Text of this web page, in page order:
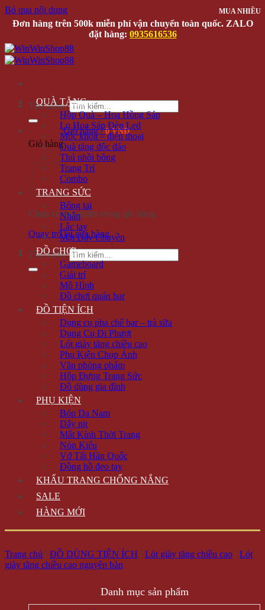
Bỏ qua nội dung
Đơn hàng trên 500k miễn phí vận chuyển toàn quốc. ZALO
đặt hàng: 0935616536
Tìm kiếm:
Giỏ hàng /0 VNĐ
Giỏ hàng
Chưa có sản phẩm trong giỏ hàng.
Quay trở lại cửa hàng
Tìm kiếm:
QUÀ TẶNG
Hộp Quà – Hoa Hồng Sáp
Lọ Hoa Sáp Đèn Led
Móc khóa – điện thoại
Quà tặng độc đáo
Thú nhồi bông
Trang Trí
Combo
TRANG SỨC
Bông tai
Nhẫn
Lắc tay
Mặt Dây Chuyền
ĐỒ CHƠI
Gameboard
Giải trí
Mô Hình
Đồ chơi quán bar
ĐỒ TIỆN ÍCH
Dụng cụ pha chế bar – trà sữa
Dụng Cụ Đi Phượt
Lót giày tăng chiều cao
Phụ Kiện Chụp Ảnh
Văn phòng phẩm
Hộp Đựng Trang Sức
Đồ dùng gia đình
PHỤ KIỆN
Bóp Da Nam
Dây nịt
Mắt Kính Thời Trang
Nón Kiểu
Vớ Tất Hàn Quốc
Đồng hồ đeo tay
KHẨU TRANG CHỐNG NẮNG
SALE
HÀNG MỚI
Trang chủ / ĐỒ DÙNG TIỆN ÍCH / Lót giày tăng chiều cao / Lót
giày tăng chiều cao nguyên bàn
Danh mục sản phẩm
MUA NHIỀU
MUA NHIỀU